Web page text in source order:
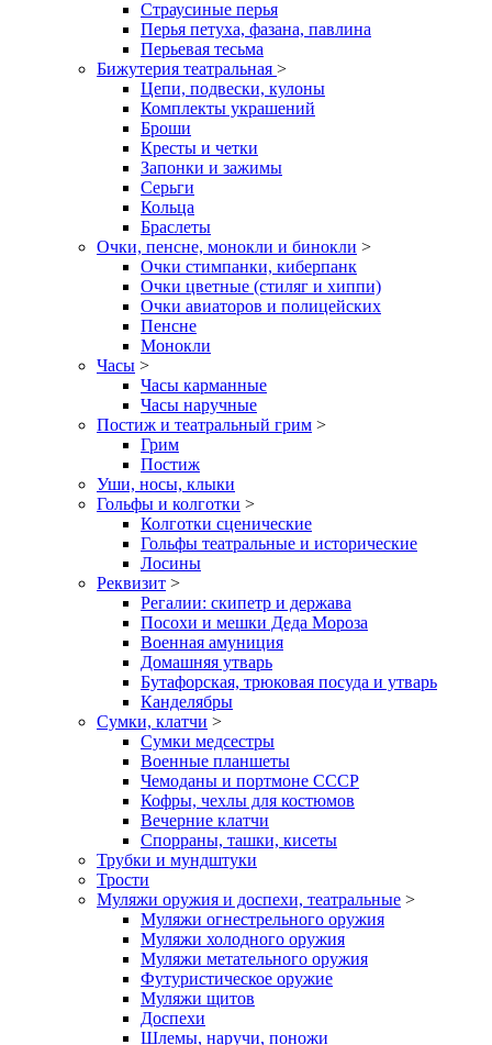
Страусиные перья
Перья петуха, фазана, павлина
Перьевая тесьма
Бижутерия театральная >
Цепи, подвески, кулоны
Комплекты украшений
Броши
Кресты и четки
Запонки и зажимы
Серьги
Кольца
Браслеты
Очки, пенсне, монокли и бинокли >
Очки стимпанки, киберпанк
Очки цветные (стиляг и хиппи)
Очки авиаторов и полицейских
Пенсне
Монокли
Часы >
Часы карманные
Часы наручные
Постиж и театральный грим >
Грим
Постиж
Уши, носы, клыки
Гольфы и колготки >
Колготки сценические
Гольфы театральные и исторические
Лосины
Реквизит >
Регалии: скипетр и держава
Посохи и мешки Деда Мороза
Военная амуниция
Домашняя утварь
Бутафорская, трюковая посуда и утварь
Канделябры
Сумки, клатчи >
Сумки медсестры
Военные планшеты
Чемоданы и портмоне СССР
Кофры, чехлы для костюмов
Вечерние клатчи
Спорраны, ташки, кисеты
Трубки и мундштуки
Трости
Муляжи оружия и доспехи, театральные >
Муляжи огнестрельного оружия
Муляжи холодного оружия
Муляжи метательного оружия
Футуристическое оружие
Муляжи щитов
Доспехи
Шлемы, наручи, поножи